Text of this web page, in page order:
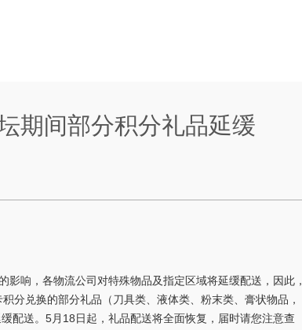
期间部分积分礼品延缓
影响，各物流公司对特殊物品及指定区域将延缓配送，因此，
分兑换的部分礼品（刀具类、液体类、粉末类、膏状物品，
配送。5月18日起，礼品配送将全面恢复，届时请您注意查